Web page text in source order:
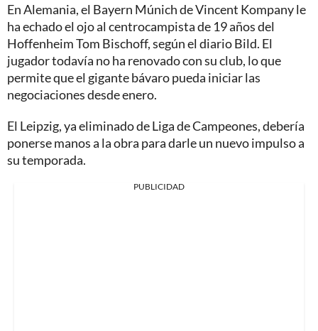
En Alemania, el Bayern Múnich de Vincent Kompany le
ha echado el ojo al centrocampista de 19 años del
Hoffenheim Tom Bischoff, según el diario Bild. El
jugador todavía no ha renovado con su club, lo que
permite que el gigante bávaro pueda iniciar las
negociaciones desde enero.
El Leipzig, ya eliminado de Liga de Campeones, debería
ponerse manos a la obra para darle un nuevo impulso a
su temporada.
PUBLICIDAD